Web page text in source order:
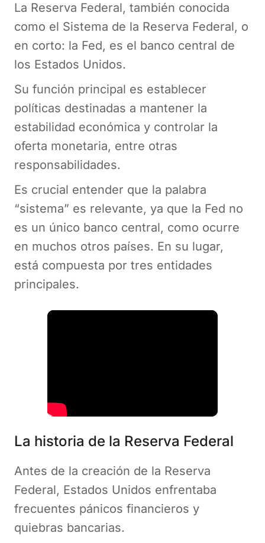
La Reserva Federal, también conocida
como el Sistema de la Reserva Federal, o
en corto: la Fed, es el banco central de
los Estados Unidos.
Su función principal es establecer
políticas destinadas a mantener la
estabilidad económica y controlar la
oferta monetaria, entre otras
responsabilidades.
Es crucial entender que la palabra
“sistema” es relevante, ya que la Fed no
es un único banco central, como ocurre
en muchos otros países. En su lugar,
está compuesta por tres entidades
principales.
La historia de la Reserva Federal
Antes de la creación de la Reserva
Federal, Estados Unidos enfrentaba
frecuentes pánicos financieros y
quiebras bancarias.